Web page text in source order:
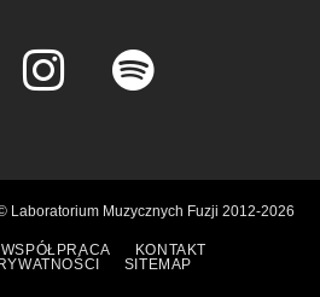
Laboratorium Muzycznych Fuzji 2012-2026
WSPÓŁPRACA
KONTAKT
SITEMAP